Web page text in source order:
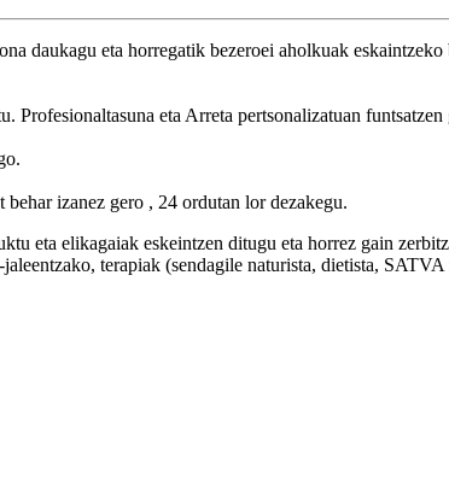
daukagu eta horregatik bezeroei aholkuak eskaintzeko
Profesionaltasuna eta Arreta pertsonalizatuan funtsatzen
izanez gero , 24 ordutan lor dezakegu.
eta elikagaiak eskeintzen ditugu eta horrez gain
terapiak (sendagile naturista, dietista,